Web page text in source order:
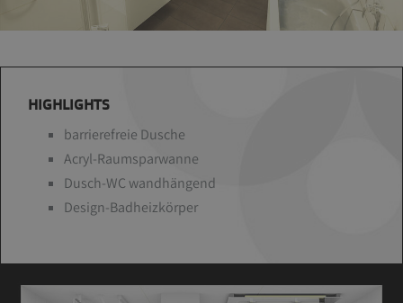
HIGHLIGHTS
barrierefreie Dusche
Acryl-Raumsparwanne
Dusch-WC wandhängend
Design-Badheizkörper